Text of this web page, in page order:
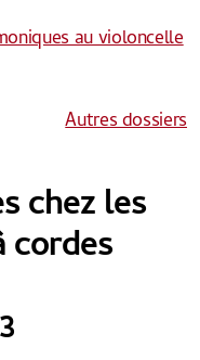
au violoncelle
Autres dossiers
chez les
cordes